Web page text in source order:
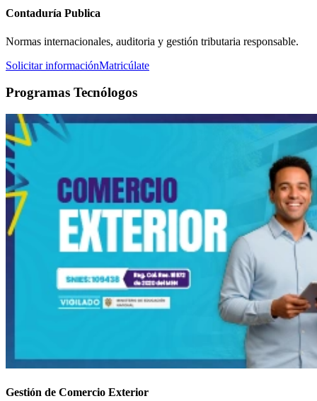
Contaduría Publica
Normas internacionales, auditoria y gestión tributaria responsable.
Solicitar informaciónMatricúlate
Programas Tecnólogos
Gestión de Comercio Exterior